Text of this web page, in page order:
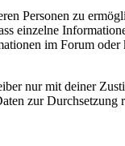
Personen zu
einzelne
im Forum
nur mit deiner
zur Durchsetzung